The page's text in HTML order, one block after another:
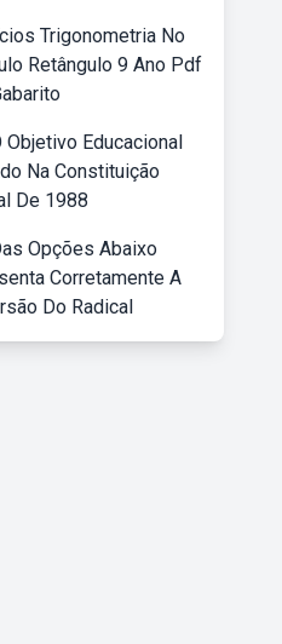
Trigonometria No
Retângulo 9 Ano Pdf
Objetivo Educacional
Na Constituição
De 1988
Opções Abaixo
Corretamente A
Do Radical